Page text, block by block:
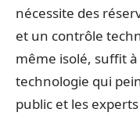
nécessite des
et un contrôle
même isolé, suffit
technologie qui
public et les